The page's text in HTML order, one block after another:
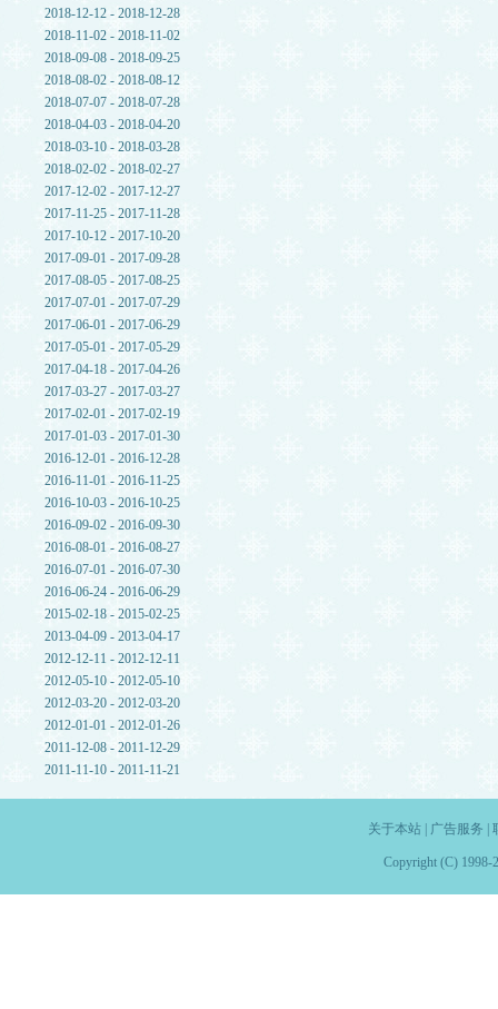
2018-12-12 - 2018-12-28
2018-11-02 - 2018-11-02
2018-09-08 - 2018-09-25
2018-08-02 - 2018-08-12
2018-07-07 - 2018-07-28
2018-04-03 - 2018-04-20
2018-03-10 - 2018-03-28
2018-02-02 - 2018-02-27
2017-12-02 - 2017-12-27
2017-11-25 - 2017-11-28
2017-10-12 - 2017-10-20
2017-09-01 - 2017-09-28
2017-08-05 - 2017-08-25
2017-07-01 - 2017-07-29
2017-06-01 - 2017-06-29
2017-05-01 - 2017-05-29
2017-04-18 - 2017-04-26
2017-03-27 - 2017-03-27
2017-02-01 - 2017-02-19
2017-01-03 - 2017-01-30
2016-12-01 - 2016-12-28
2016-11-01 - 2016-11-25
2016-10-03 - 2016-10-25
2016-09-02 - 2016-09-30
2016-08-01 - 2016-08-27
2016-07-01 - 2016-07-30
2016-06-24 - 2016-06-29
2015-02-18 - 2015-02-25
2013-04-09 - 2013-04-17
2012-12-11 - 2012-12-11
2012-05-10 - 2012-05-10
2012-03-20 - 2012-03-20
2012-01-01 - 2012-01-26
2011-12-08 - 2011-12-29
2011-11-10 - 2011-11-21
关于本站| 广告服务
Copyright (C) 1998-